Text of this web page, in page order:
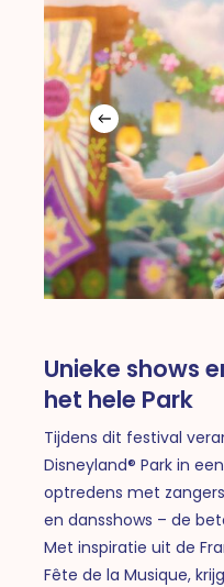
Unieke shows
het hele Park
Tijdens dit festival
Disneyland® Park in
optredens met
en dansshows – de
Met inspiratie uit de
Fête de la Musique,